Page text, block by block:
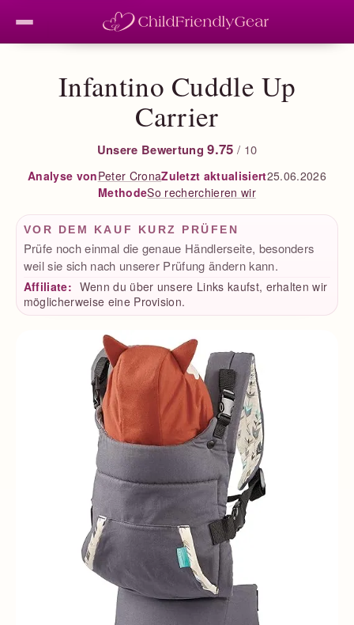
Infantino Cuddle Up
Carrier
Unsere Bewertung 9.75 / 10
Analyse vonPeter CronaZuletzt aktualisiert25.06.2026
MethodeSo recherchieren wir
VOR DEM KAUF KURZ PRÜFEN
Prüfe noch einmal die genaue Händlerseite, besonders
weil sie sich nach unserer Prüfung ändern kann.
Affiliate: Wenn du über unsere Links kaufst, erhalten wir
möglicherweise eine Provision.